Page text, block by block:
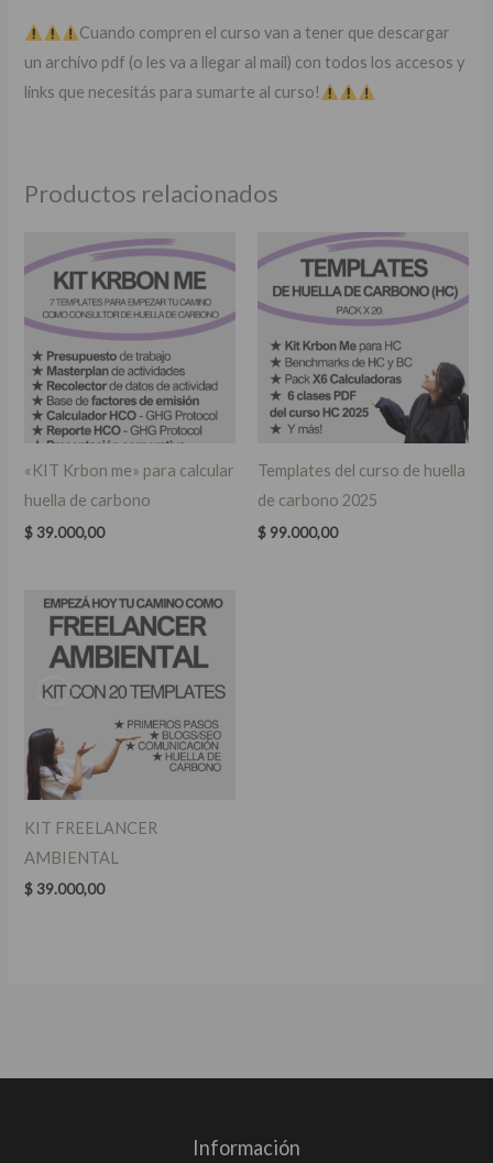
Cuando compren el curso van a tener que descargar
un archivo pdf (o les va a llegar al mail) con todos los accesos y
links que necesitás para sumarte al curso!
Productos relacionados
«KIT Krbon me» para calcular
huella de carbono
$ 39.000,00
Templates del curso de huella
de carbono 2025
$ 99.000,00
KIT FREELANCER
AMBIENTAL
$ 39.000,00
Información